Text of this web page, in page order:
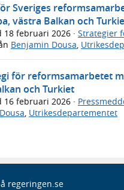
Sveriges
västra Balkan och
18 februari 2026 · Strategier
Benjamin Dousa,
för reformsamarbetet
och Turkiet
16 februari 2026 ·
Utrikesdepartementet
regeringen.se